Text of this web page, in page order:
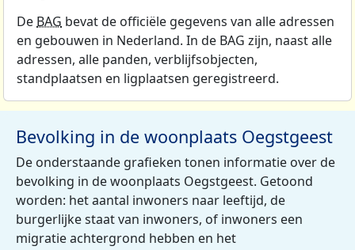
De BAG bevat de officiële gegevens van alle adressen
en gebouwen in Nederland. In de BAG zijn, naast alle
adressen, alle panden, verblijfsobjecten,
standplaatsen en ligplaatsen geregistreerd.
Bevolking in de woonplaats Oegstgeest
De onderstaande grafieken tonen informatie over de
bevolking in de woonplaats Oegstgeest. Getoond
worden: het aantal inwoners naar leeftijd, de
burgerlijke staat van inwoners, of inwoners een
migratie achtergrond hebben en het